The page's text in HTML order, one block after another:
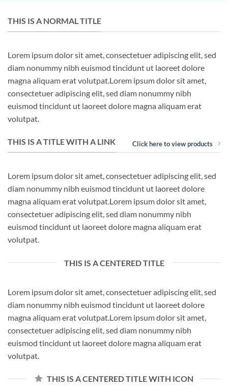
THIS IS A NORMAL TITLE
Lorem ipsum dolor sit amet, consectetuer adipiscing elit, sed
diam nonummy nibh euismod tincidunt ut laoreet dolore
magna aliquam erat volutpat.Lorem ipsum dolor sit amet,
consectetuer adipiscing elit, sed diam nonummy nibh
euismod tincidunt ut laoreet dolore magna aliquam erat
volutpat.
THIS IS A TITLE WITH A LINK Click here to view products
Lorem ipsum dolor sit amet, consectetuer adipiscing elit, sed
diam nonummy nibh euismod tincidunt ut laoreet dolore
magna aliquam erat volutpat.Lorem ipsum dolor sit amet,
consectetuer adipiscing elit, sed diam nonummy nibh
euismod tincidunt ut laoreet dolore magna aliquam erat
volutpat.
THIS IS A CENTERED TITLE
Lorem ipsum dolor sit amet, consectetuer adipiscing elit, sed
diam nonummy nibh euismod tincidunt ut laoreet dolore
magna aliquam erat volutpat.Lorem ipsum dolor sit amet,
consectetuer adipiscing elit, sed diam nonummy nibh
euismod tincidunt ut laoreet dolore magna aliquam erat
volutpat.
THIS IS A CENTERED TITLE WITH ICON